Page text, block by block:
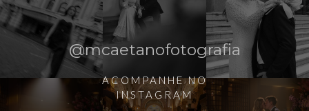
@mcaetanofotografia
ACOMPANHE NO
INSTAGRAM